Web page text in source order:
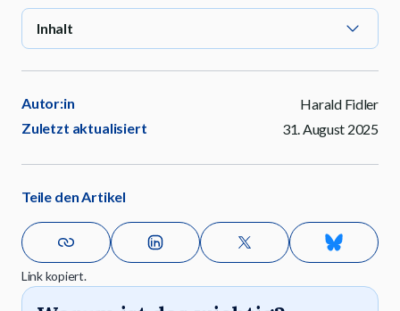
Inhalt
Autor:in
Harald Fidler
Zuletzt aktualisiert
31. August 2025
Teile den Artikel
Link kopiert.